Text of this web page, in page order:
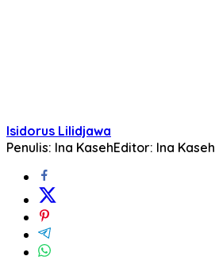
Isidorus Lilidjawa
Penulis: Ina KasehEditor: Ina Kaseh